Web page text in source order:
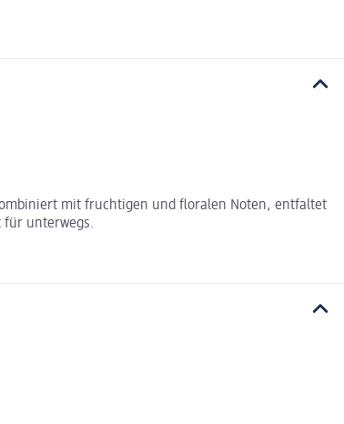
mit fruchtigen und floralen Noten, entfaltet
für unterwegs.